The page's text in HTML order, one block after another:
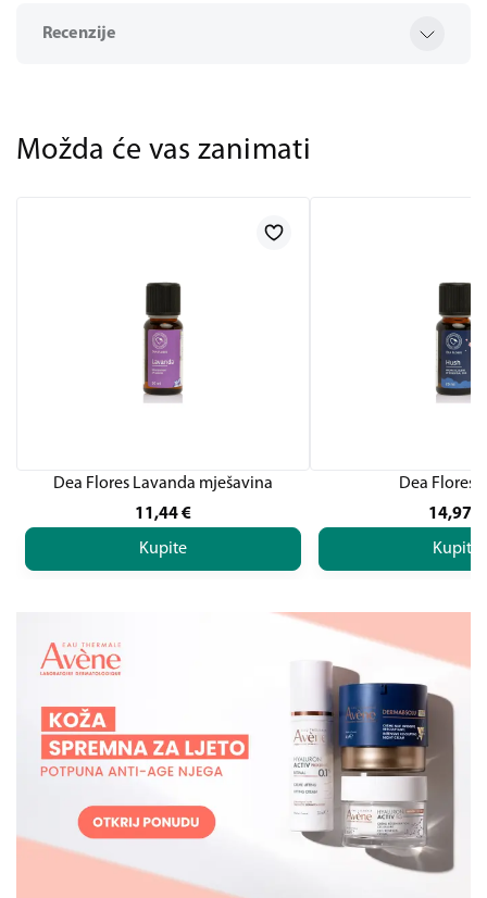
Recenzije
Možda će vas zanimati
Dea Flores Lavanda mješavina
11,44€
Kupite
Dea Flores
14,97
Kupite